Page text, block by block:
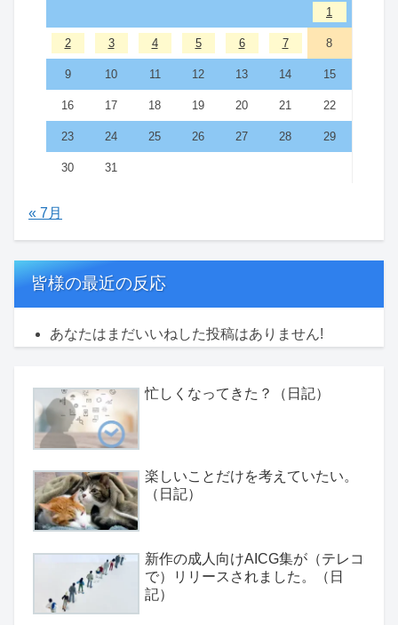
1
2 3 4 5 6 7 8
9 10 11 12 13 14 15
16 17 18 19 20 21 22
23 24 25 26 27 28 29
30 31
« 7月
皆様の最近の反応
あなたはまだいいねした投稿はありません!
忙しくなってきた？（日記）
楽しいことだけを考えていたい。
（日記）
新作の成人向けAICG集が（テレコ
で）リリースされました。（日
記）